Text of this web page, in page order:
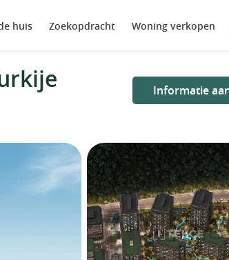
huis Zoekopdracht Woning verkopen
Informatie